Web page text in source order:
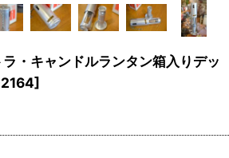
・キャンドルランタン箱入りデッ
]